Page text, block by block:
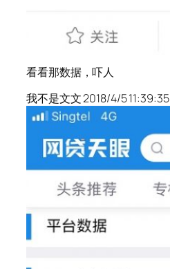
看看那数据，吓人
我不是文文 2018/4/5 11:39:35